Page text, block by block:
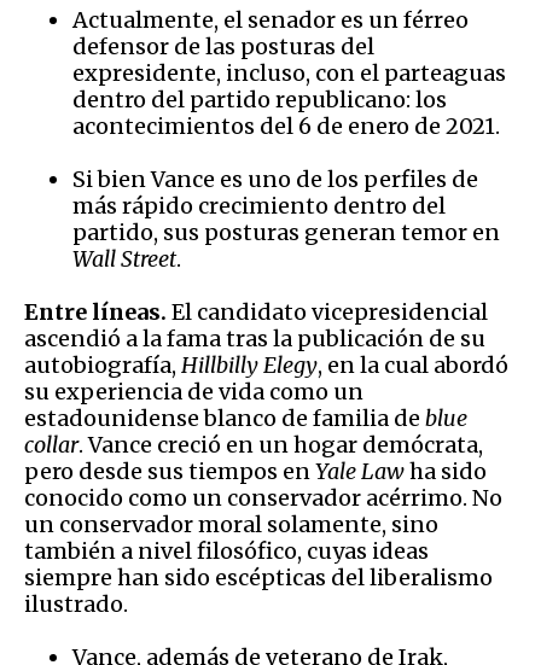
Actualmente, el senador es un férreo
defensor de las posturas del
expresidente, incluso, con el parteaguas
dentro del partido republicano: los
acontecimientos del 6 de enero de 2021.
Si bien Vance es uno de los perfiles de
más rápido crecimiento dentro del
partido, sus posturas generan temor en
Wall Street.
Entre líneas. El candidato vicepresidencial
ascendió a la fama tras la publicación de su
autobiografía, Hillbilly Elegy, en la cual abordó
su experiencia de vida como un
estadounidense blanco de familia de blue
collar. Vance creció en un hogar demócrata,
pero desde sus tiempos enYale Lawha sido
conocido como un conservador acérrimo. No
un conservador moral solamente, sino
también a nivel filosófico, cuyas ideas
siempre han sido escépticas del liberalismo
ilustrado.
Vance, además de veterano de Irak,